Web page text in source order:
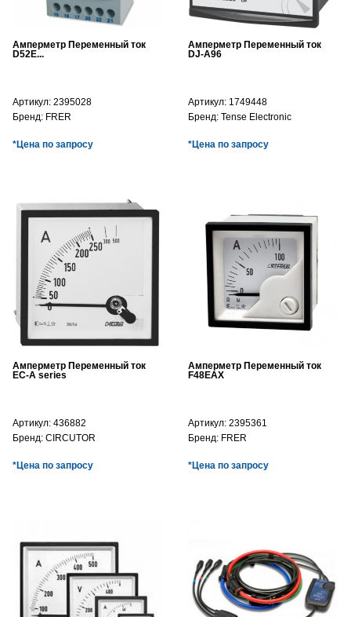
Амперметр Переменный ток
D52E...
Артикул: 2395028
Бренд: FRER
*Цена по запросу
Амперметр Переменный ток
DJ-A96
Артикул: 1749448
Бренд: Tense Electronic
*Цена по запросу
Амперметр Переменный ток
EC-A series
Артикул: 436882
Бренд: CIRCUTOR
*Цена по запросу
Амперметр Переменный ток
F48EAX
Артикул: 2395361
Бренд: FRER
*Цена по запросу